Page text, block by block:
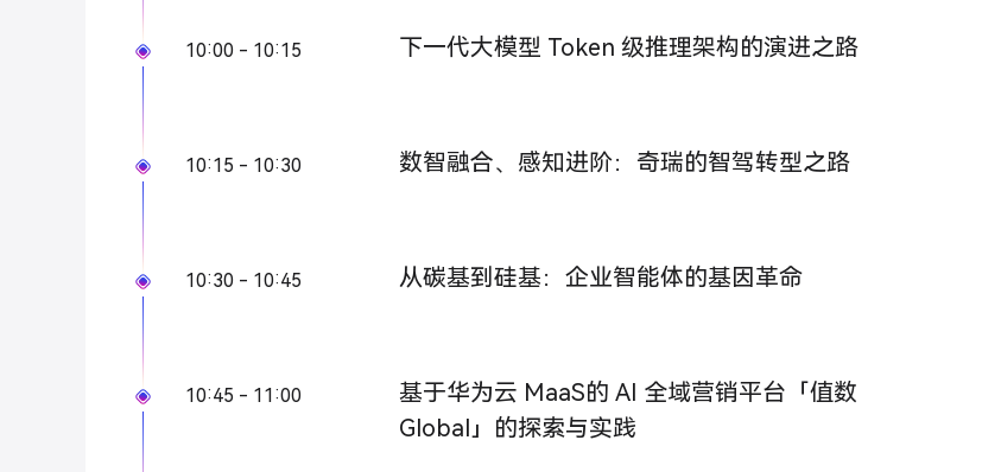
10:00 - 10:15 下一代大模型 Token 级推理架构的演进之路
10:15 - 10:30 数智融合、感知进阶：奇瑞的智驾转型之路
10:30 - 10:45 从碳基到硅基：企业智能体的基因革命
10:45 - 11:00
基于华为云 MaaS的 AI 全域营销平台「值数
Global」的探索与实践